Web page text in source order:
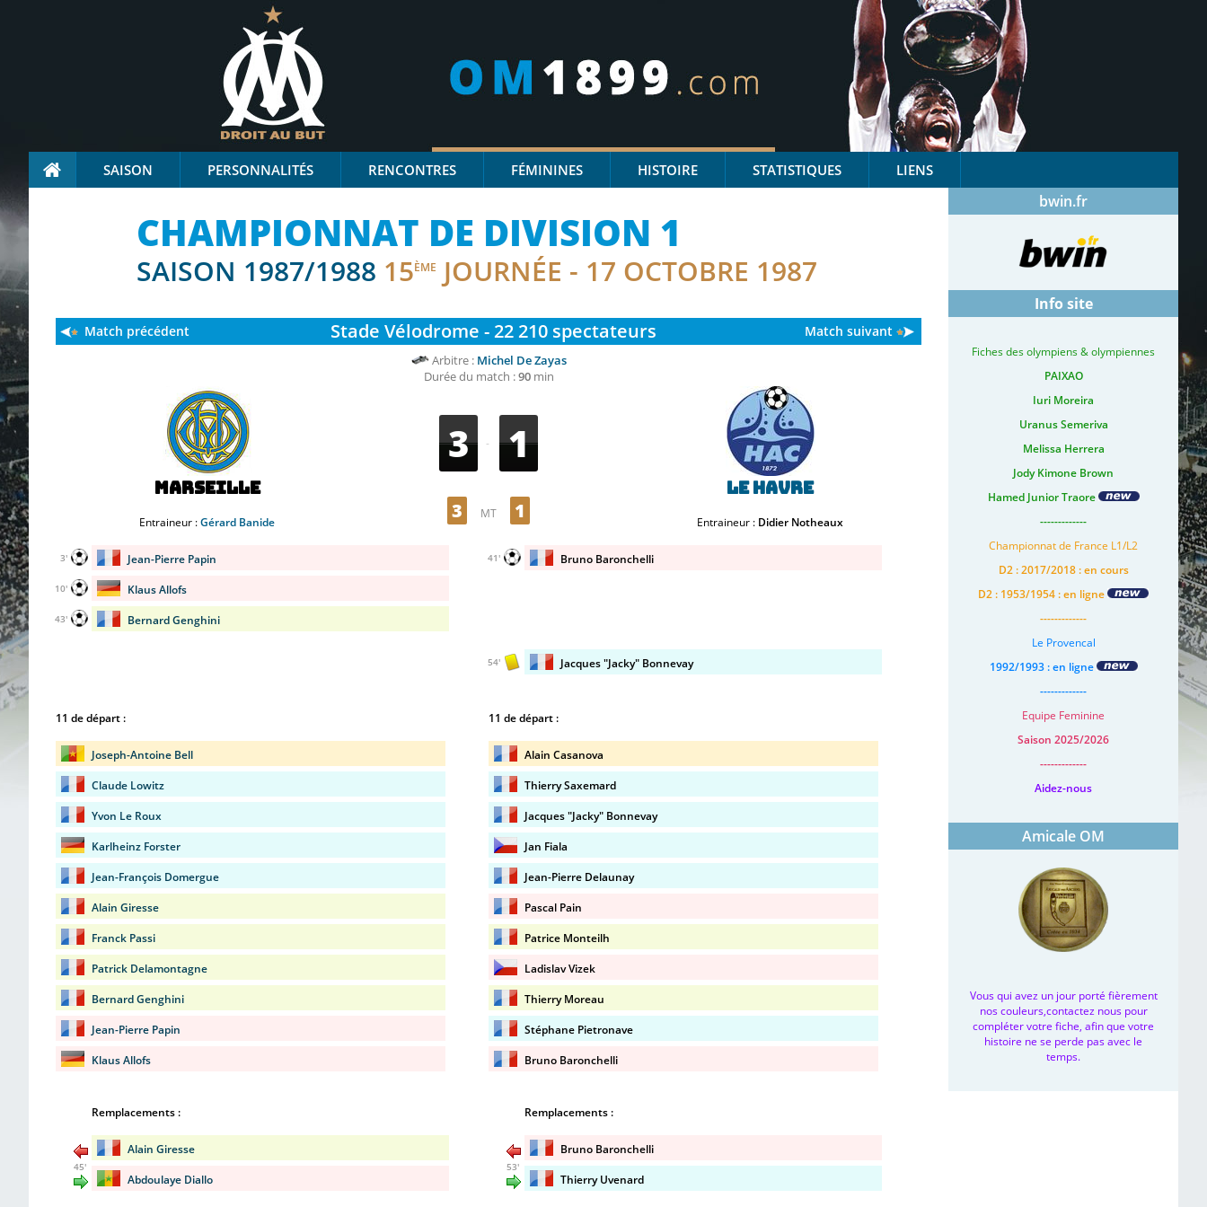
SAISON PERSONNALITÉS RENCONTRES FÉMININES HISTOIRE STATISTIQUES LIENS
CHAMPIONNAT DE DIVISION 1
SAISON 1987/1988 15ÈME JOURNÉE - 17 OCTOBRE 1987
Stade Vélodrome - 22 210 spectateurs
Match précédent Match suivant
Arbitre : Michel De Zayas
Durée du match :90min
Marseille
Entraineur :Gérard Banide
3 - 1
3 MT 1
Le Havre
Entraineur : Didier Notheaux
Jean-Pierre Papin
3'
Klaus Allofs
10'
Bernard Genghini
43'
Bruno Baronchelli
41'
Jacques "Jacky" Bonnevay
54'
11 de départ :
Joseph-Antoine Bell
Claude Lowitz
Yvon Le Roux
Karlheinz Forster
Jean-François Domergue
Alain Giresse
Franck Passi
Patrick Delamontagne
Bernard Genghini
Jean-Pierre Papin
Klaus Allofs
11 de départ :
Alain Casanova
Thierry Saxemard
Jacques "Jacky" Bonnevay
Jan Fiala
Jean-Pierre Delaunay
Pascal Pain
Patrice Monteilh
Ladislav Vizek
Thierry Moreau
Stéphane Pietronave
Bruno Baronchelli
Remplacements :
Alain Giresse
45'
Abdoulaye Diallo
Remplacements :
Bruno Baronchelli
53'
Thierry Uvenard
bwin.fr
Info site
Fiches des olympiens & olympiennes
PAIXAO
Iuri Moreira
Uranus Semeriva
Melissa Herrera
Jody Kimone Brown
Hamed Junior Traore
-------------
Championnat de France L1/L2
D2 : 2017/2018 : en cours
D2 : 1953/1954 : en ligne
-------------
Le Provencal
1992/1993 : en ligne
-------------
Equipe Feminine
Saison 2025/2026
-------------
Aidez-nous
Amicale OM
Vous qui avez un jour porté fièrement
nos couleurs,contactez nous pour
compléter votre fiche, afin que votre
histoire ne se perde pas avec le
temps.